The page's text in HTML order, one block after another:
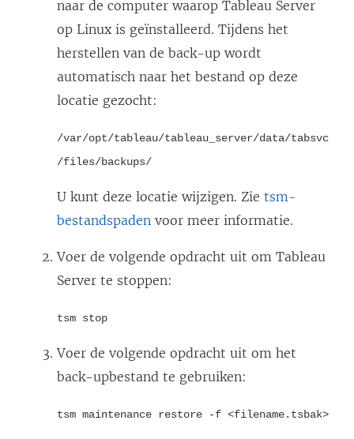
s
e
d
naar de computer waarop Tableau Server
op Linux is geïnstalleerd. Tijdens het
herstellen van de back-up wordt
automatisch naar het bestand op deze
locatie gezocht:
/var/opt/tableau/tableau_server/data/tabsvc
/files/backups/
U kunt deze locatie wijzigen. Zie tsm-
bestandspaden voor meer informatie.
Voer de volgende opdracht uit om Tableau
Server te stoppen:
tsm stop
Voer de volgende opdracht uit om het
back-upbestand te gebruiken:
tsm maintenance restore -f <filename.tsbak>